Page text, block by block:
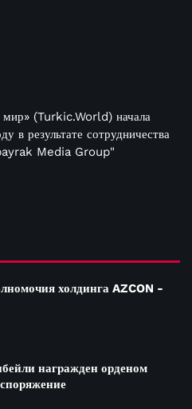
(Turkic.World) начала
в результате сотрудничества
Media Group"
холдинга AZCON -
награжден орденом